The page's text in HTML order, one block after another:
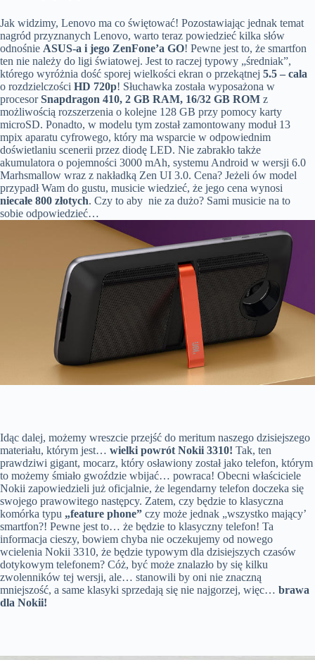
Jak widzimy, Lenovo ma co świętować! Pozostawiając jednak temat
nagród przyznanych Lenovo, warto teraz powiedzieć kilka słów
odnośnie ASUS-a i jego ZenFone’a GO! Pewne jest to, że smartfon
ten nie należy do ligi światowej. Jest to raczej typowy „średniak”,
którego wyróżnia dość sporej wielkości ekran o przekątnej 5.5 – cala
o rozdzielczości HD 720p! Słuchawka została wyposażona w
procesorSnapdragon 410, 2 GB RAM, 16/32 GB ROM z
możliwością rozszerzenia o kolejne 128 GB przy pomocy karty
microSD. Ponadto, w modelu tym został zamontowany moduł 13
mpix aparatu cyfrowego, który ma wsparcie w odpowiednim
doświetlaniu scenerii przez diodę LED. Nie zabrakło także
akumulatora o pojemności 3000 mAh, systemu Android w wersji 6.0
Marhsmallow wraz z nakładką Zen UI 3.0. Cena? Jeżeli ów model
przypadł Wam do gustu, musicie wiedzieć, że jego cena wynosi
niecałe 800 złotych. Czy to aby nie za dużo? Sami musicie na to
sobie odpowiedzieć…
Idąc dalej, możemy wreszcie przejść do meritum naszego dzisiejszego
materiału, którym jest… wielki powrót Nokii 3310! Tak, ten
prawdziwi gigant, mocarz, który osławiony został jako telefon, którym
to możemy śmiało gwoździe wbijać… powraca! Obecni właściciele
Nokii zapowiedzieli już oficjalnie, że legendarny telefon doczeka się
swojego prawowitego następcy. Zatem, czy będzie to klasyczna
komórka typu „feature phone” czy może jednak „wszystko mający’
smartfon?! Pewne jest to… że będzie to klasyczny telefon! Ta
informacja cieszy, bowiem chyba nie oczekujemy od nowego
wcielenia Nokii 3310, że będzie typowym dla dzisiejszych czasów
dotykowym telefonem? Cóż, być może znalazło by się kilku
zwolenników tej wersji, ale… stanowili by oni nie znaczną
mniejszość, a same klasyki sprzedają się nie najgorzej, więc… brawa
dla Nokii!